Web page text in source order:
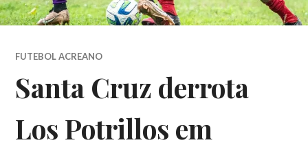
FUTEBOL ACREANO
Santa Cruz derrota
Los Potrillos em